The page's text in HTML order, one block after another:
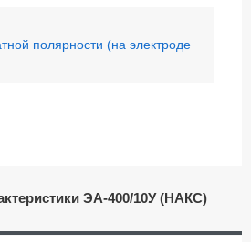
полярности (на электроде
ЭА-400/10У (НАКС)